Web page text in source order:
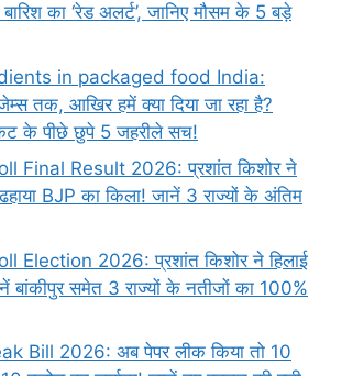
बारिश का ‘रेड अलर्ट’, जानिए मौसम के 5 बड़े
in packaged food India:
तक, आखिर हमें क्या दिया जा रहा है?
के पीछे छुपे 5 जहरीले सच!
Final Result 2026: प्रशांत किशोर ने
BJP का किला! जानें 3 राज्यों के अंतिम
Election 2026: प्रशांत किशोर ने हिलाई
बांकीपुर समेत 3 राज्यों के नतीजों का 100%
Bill 2026: अब पेपर लीक किया तो 10